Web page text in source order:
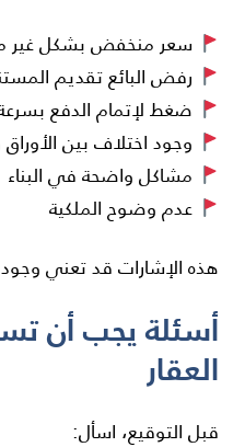
سعر منخفض بشكل غير
رفض البائع تقديم
ضغط لإتمام الدفع
وجود اختلاف بين الأوراق
مشاكل واضحة في البناء
عدم وضوح الملكية
هذه الإشارات قد تعني
أسئلة يجب أن
العقار
قبل التوقيع، اسأل: